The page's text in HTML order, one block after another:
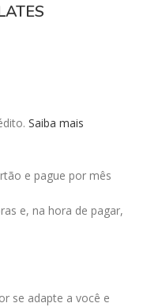
Saiba mais
e pague por mês
e, na hora de pagar,
se adapte a você e